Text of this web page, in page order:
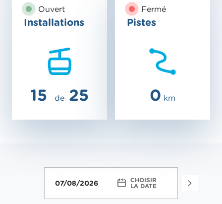
Ouvert
Installations
15 de 25
Fermé
Pistes
0 km
CHOISIR
LA DATE